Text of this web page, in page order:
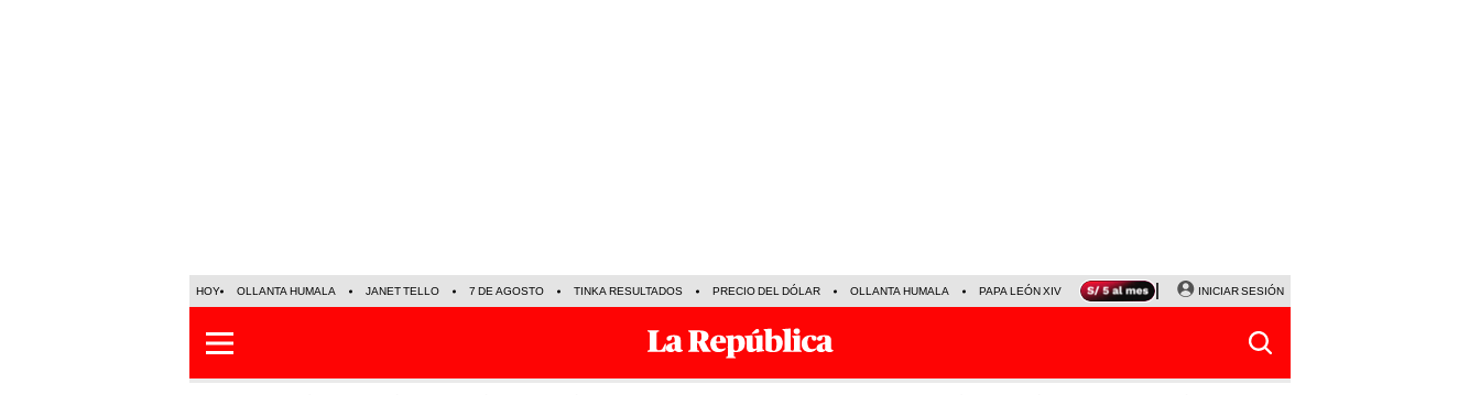
HOY OLLANTA HUMALA JANET TELLO 7 DE AGOSTO TINKA RESULTADOS PRECIO DEL DÓLAR OLLANTA HUMALA PAPA LEÓN XIV NALDY SALDAÑA LA BELLA LUZ
INICIAR SESIÓN